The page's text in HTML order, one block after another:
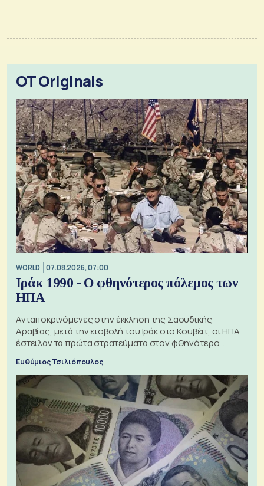
OT Originals
WORLD 07.08.2026, 07:00
Ιράκ 1990 - Ο φθηνότερος πόλεμος των
ΗΠΑ
Ανταποκρινόμενες στην έκκληση της Σαουδικής
Αραβίας, μετά την εισβολή του Ιράκ στο Κουβέιτ, οι ΗΠΑ
έστειλαν τα πρώτα στρατεύματα στον φθηνότερο
πόλεμο της ιστορίας τους
Ευθύμιος Τσιλιόπουλος